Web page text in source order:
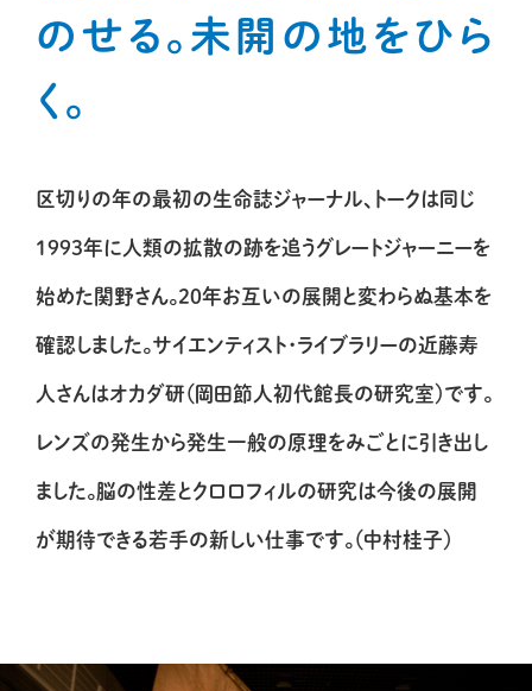
のせる。未開の地をひら
く。
区切りの年の最初の生命誌ジャーナル、トークは同じ
1993年に人類の拡散の跡を追うグレートジャーニーを
始めた関野さん。20年お互いの展開と変わらぬ基本を
確認しました。サイエンティスト・ライブラリーの近藤寿
人さんはオカダ研（岡田節人初代館長の研究室）です。
レンズの発生から発生一般の原理をみごとに引き出し
ました。脳の性差とクロロフィルの研究は今後の展開
が期待できる若手の新しい仕事です。（中村桂子）